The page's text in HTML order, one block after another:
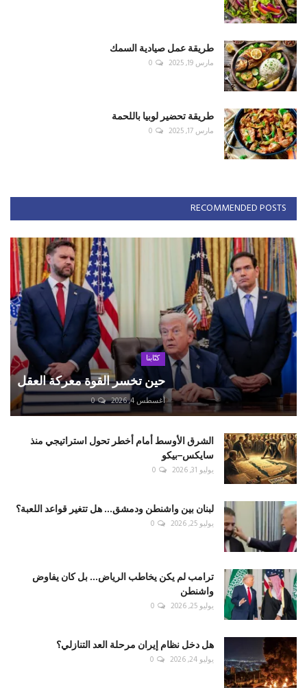
طريقة عمل صيادية السمك
مارس 19, 2025 0
طريقة تحضير لوبيا باللحمة
مارس 17, 2025 0
RECOMMENDED POSTS
كتّابنا
حين تخسر القوة معركة العقل
أغسطس 4, 2026 0
الشرق الأوسط أمام أخطر تحول استراتيجي منذ
سايكس–بيكو
يوليو 31, 2026 0
لبنان بين واشنطن ودمشق... هل تتغير قواعد اللعبة؟
يوليو 25, 2026 0
ترامب لم يكن يخاطب الرياض... بل كان يفاوض
واشنطن
يوليو 25, 2026 0
هل دخل نظام إيران مرحلة العد التنازلي؟
يوليو 24, 2026 0